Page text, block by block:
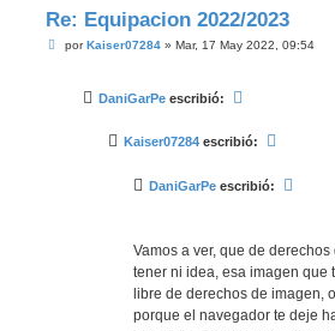
Re: Equipacion 2022/2023
MporKaiser07284» Mar, 17 May 2022, 09:54
DaniGarPe escribió:
Kaiser07284 escribió:
DaniGarPe escribió:
Vamos a ver, que de
tener ni idea, esa imagen que
libre de derechos de imagen,
porque el navegador te deje